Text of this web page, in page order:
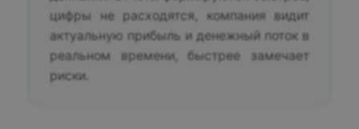
цифры не расходятся, компания видит
актуальную прибыль и денежный поток в
реальном времени, быстрее замечает
риски.